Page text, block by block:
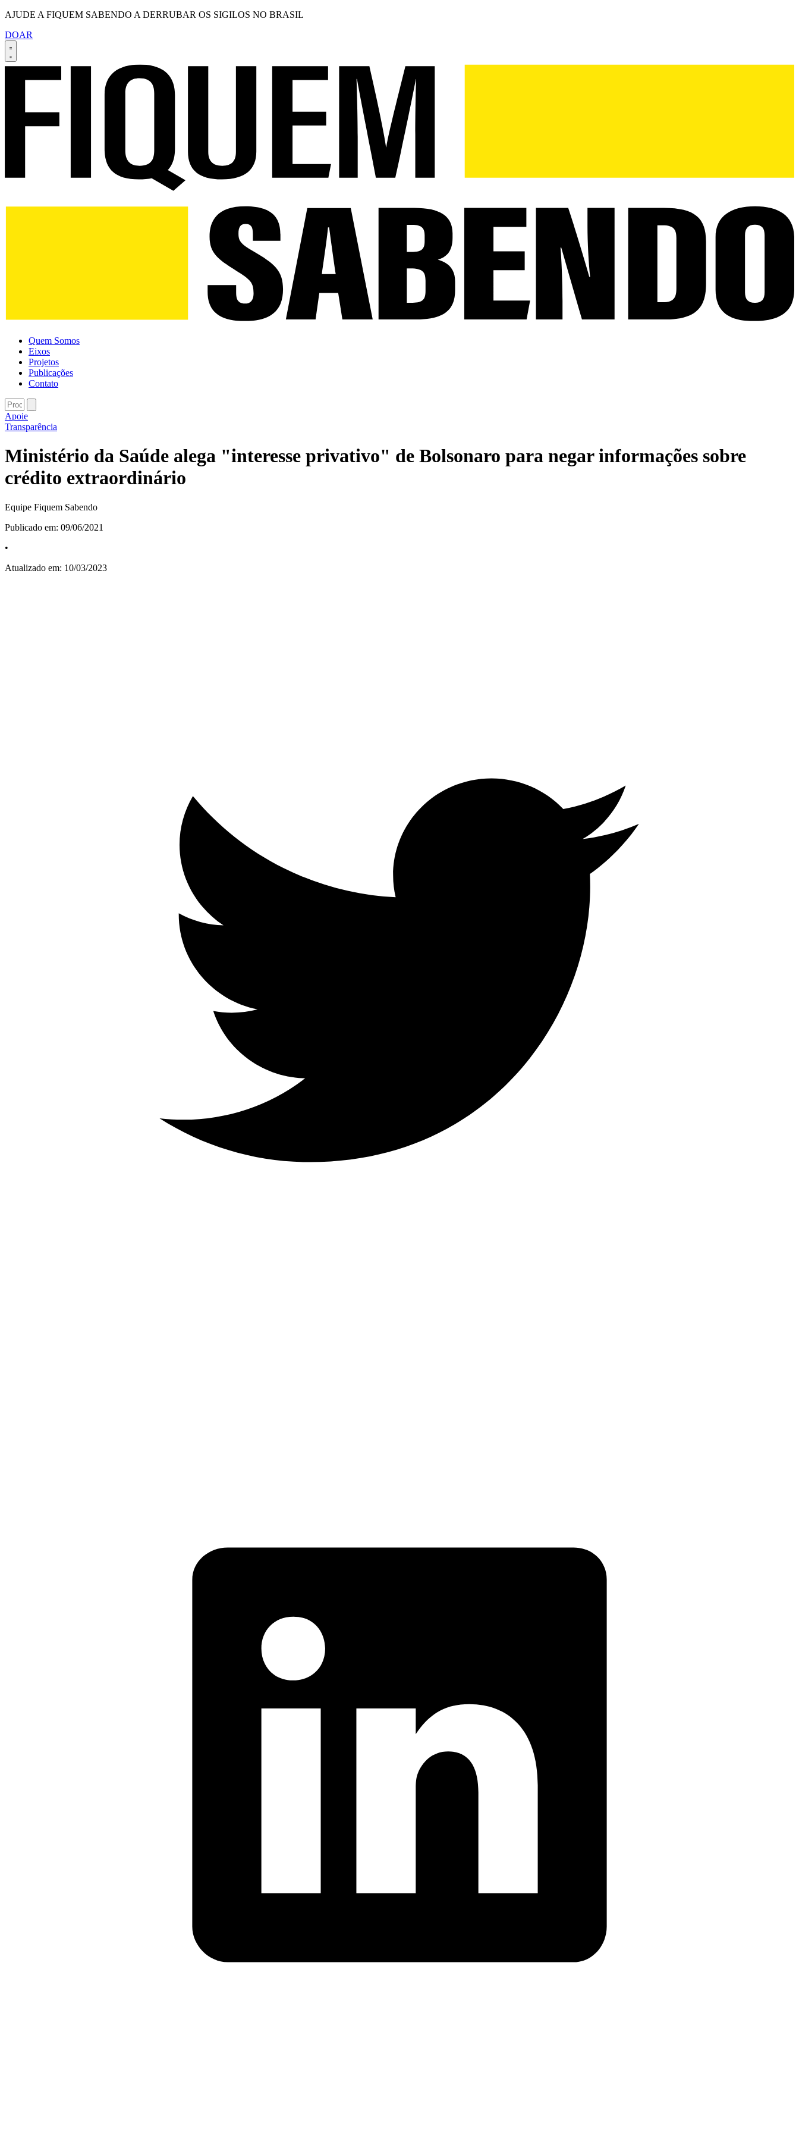
AJUDE A FIQUEM SABENDO A DERRUBAR OS SIGILOS NO BRASIL
DOAR
Quem Somos
Eixos
Projetos
Publicações
Contato
Apoie
Transparência
Ministério da Saúde alega "interesse privativo" de Bolsonaro para negar informações sobre
crédito extraordinário
Equipe Fiquem Sabendo
Publicado em: 09/06/2021
•
Atualizado em: 10/03/2023